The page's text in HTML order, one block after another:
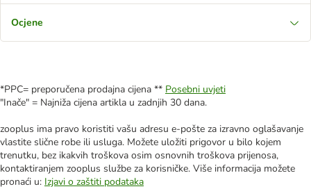
Ocjene
*PPC= preporučena prodajna cijena ** Posebni uvjeti
"Inače" = Najniža cijena artikla u zadnjih 30 dana.
zooplus ima pravo koristiti vašu adresu e-pošte za izravno oglašavanje
vlastite slične robe ili usluga. Možete uložiti prigovor u bilo kojem
trenutku, bez ikakvih troškova osim osnovnih troškova prijenosa,
kontaktiranjem zooplus službe za korisničke. Više informacija možete
pronaći u: Izjavi o zaštiti podataka